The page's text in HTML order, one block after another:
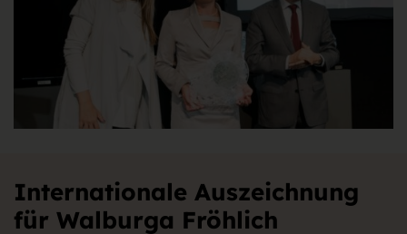
Internationale Auszeichnung
für Walburga Fröhlich